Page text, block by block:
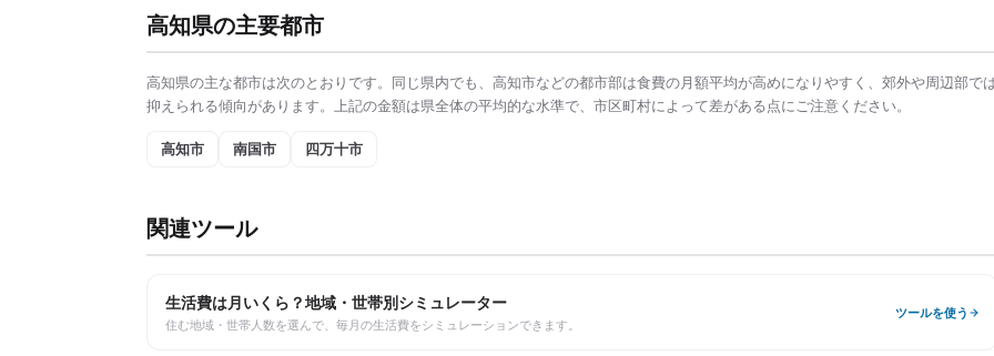
高知県の主要都市
高知県の主な都市は次のとおりです。同じ県内でも、 高知市などの都市部は食費の月額平均が高めになりやすく、郊外や周辺部で
抑えられる傾向があります。上記の金額は県全体の平均的な水準で、市区町村によって差がある点にご注意ください。
高知市 南国市 四万十市
関連ツール
生活費は月いくら？地域・世帯別シミュレーター
住む地域・世帯人数を選んで、毎月の生活費をシミュレーションできます。
ツールを使う